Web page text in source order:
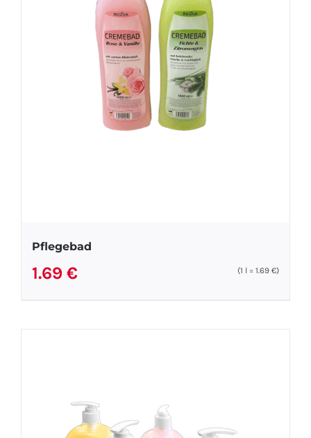
Pflegebad
1.69 € (1 l =1.69€)